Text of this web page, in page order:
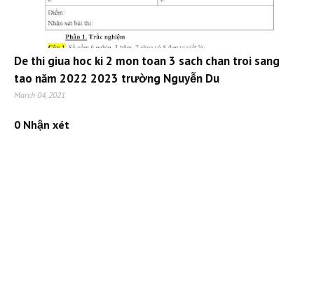
De thi giua hoc ki 2 mon toan 3 sach chan troi sang
tao năm 2022 2023 trường Nguyễn Du
March 04, 2021
0 Nhận xét